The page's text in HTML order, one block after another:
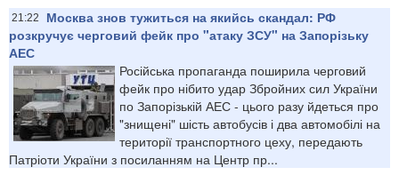
21:22
Москва знов тужиться на якийсь скандал: РФ
розкручує черговий фейк про "атаку ЗСУ" на Запорізьку
АЕС
Російська пропаганда поширила черговий
фейк про нібито удар Збройних сил України
по Запорізькій АЕС - цього разу йдеться про
"знищені" шість автобусів і два автомобілі на
території транспортного цеху, передають
Патріоти України з посиланням на Центр пр...